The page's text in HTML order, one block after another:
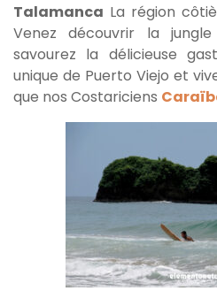
Talamanca La région
Venez découvrir la
savourez la délicieuse
unique de Puerto Viejo et
que nos Costariciens